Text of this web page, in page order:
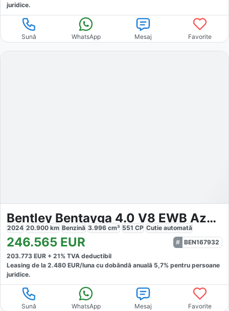
juridice.
Sună WhatsApp Mesaj Favorite
Bentley Bentayga 4.0 V8 EWB Azure 4WD Autom
2024 20.900 km Benzină 3.996 cm³ 551 CP Cutie automată
246.565 EUR
BEN167932
203.773 EUR + 21% TVA deductibil
Leasing de la 2.480 EUR/luna cu dobăndă anuală 5,7% pentru persoane
juridice.
Sună WhatsApp Mesaj Favorite